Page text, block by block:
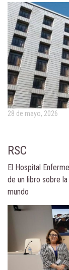
28 de mayo, 2026
RSC
El Hospital
de un libro sobre
mundo